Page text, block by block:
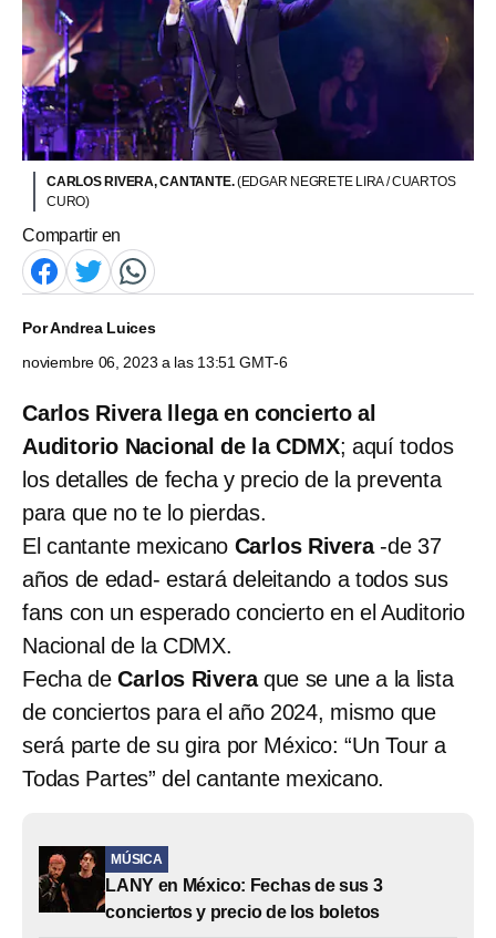
CARLOS RIVERA, CANTANTE.(EDGAR NEGRETE LIRA / CUARTOS
CURO)
Compartir en
PorAndrea Luices
noviembre 06, 2023 a las 13:51 GMT-6
Carlos Rivera llega en concierto al
Auditorio Nacional de la CDMX; aquí todos
los detalles de fecha y precio de la preventa
para que no te lo pierdas.
El cantante mexicano Carlos Rivera-de 37
años de edad- estará deleitando a todos sus
fans con un esperado concierto en el Auditorio
Nacional de la CDMX.
Fecha deCarlos Riveraque se une a la lista
de conciertos para el año 2024, mismo que
será parte de su gira por México: “Un Tour a
Todas Partes” del cantante mexicano.
MÚSICA
LANY en México: Fechas de sus 3
conciertos y precio de los boletos